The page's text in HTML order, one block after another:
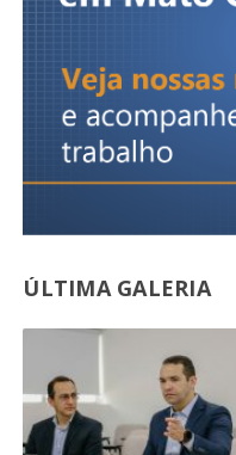
ÚLTIMA GALERIA